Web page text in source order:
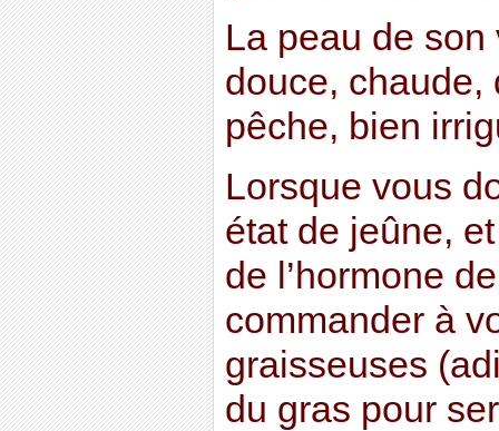
La peau de
douce, chaude,
pêche, bien
Lorsque vous
état de jeûne,
de l’hormone
commander à
graisseuses
du gras pour